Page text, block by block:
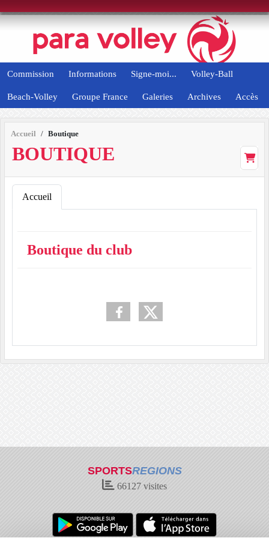
Commission Informations Signe-moi... Volley-Ball
Beach-Volley Groupe France Galeries Archives Accès
Accueil Boutique
BOUTIQUE
Accueil
Boutique du club
SPORTSREGIONS
66127 visites